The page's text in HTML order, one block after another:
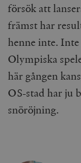
försök att
främst har
henne inte.
Olympiska
här gången
OS-stad har ju
snöröjning.